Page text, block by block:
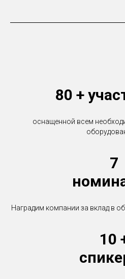
80 +
оснащенной всем
7
Наградим компании за вклад в
10